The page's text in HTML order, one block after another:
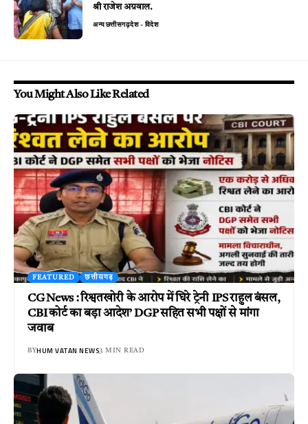
श्री राजेश अग्रवाल.
अन्यछत्तीसगढ़देश - विदेश
You Might Also Like Related
FEATURED छत्तीसगढ़
CG News : रिश्वतखोरी के आरोप में घिरे ट्रेनी IPS राहुल बंसल,
CBI कोर्ट का बड़ा आदेश’ DGP सहित सभी पक्षों से मांगा
जवाब
BYHUM VATAN NEWS3 MIN READ